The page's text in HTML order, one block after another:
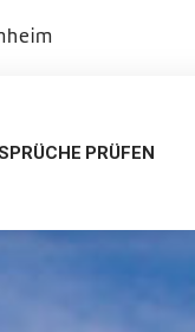
PRÜFEN